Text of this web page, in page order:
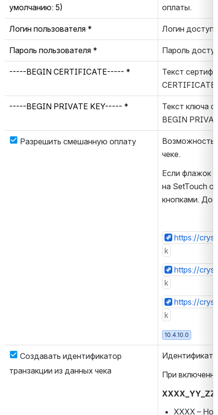
умолчанию: 5)
оплаты.
Логин пользователя * Логин
Пароль пользователя * Пароль
-----BEGIN CERTIFICATE----- *
Текст
CERTIFICATE
-----BEGIN PRIVATE KEY----- *
Текст ключа
BEGIN
Разрешить смешанную оплату
Возможность
чеке.
Если флажок
на SetTouch
кнопками.
https://
k
https://
k
https://
k
10.4.10.0
Создавать идентификатор
транзакции из данных чека
При
XXXX –